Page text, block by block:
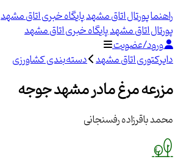
راهنماپورتال اتاق مشهدپایگاه خبری اتاق مشهد
پورتال اتاق مشهدپایگاه خبری اتاق مشهد
ورود/عضویت
دایرکتوری اتاق مشهد دسته‌بندی کشاورزی
مزرعه مرغ مادر مشهد جوجه
محمد باقرزاده رفسنجانی